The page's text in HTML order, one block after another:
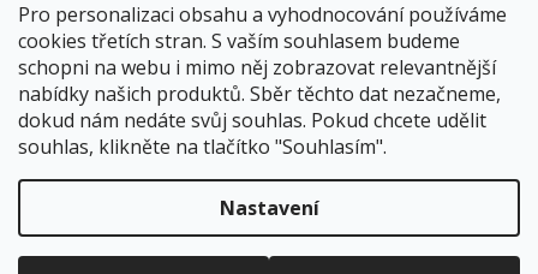
Pro personalizaci obsahu a vyhodnocování používáme
cookies třetích stran. S vaším souhlasem budeme
schopni na webu i mimo něj zobrazovat relevantnější
nabídky našich produktů. Sběr těchto dat nezačneme,
dokud nám nedáte svůj souhlas. Pokud chcete udělit
souhlas, klikněte na tlačítko "Souhlasím".
Nastavení
. Všechna práva vyhrazena.